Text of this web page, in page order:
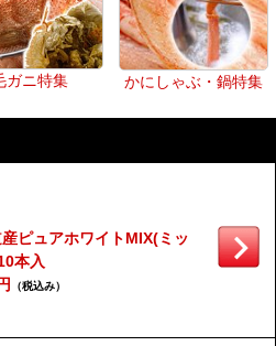
ガニ特集 かにしゃぶ・鍋特集
ピュアホワイトMIX(ミッ
本入
（税込み）